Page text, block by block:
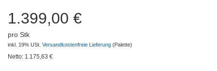
1.399,00 €
pro Stk
inkl. 19% USt. Versandkostenfreie Lieferung (Palette)
Netto: 1.175,63 €